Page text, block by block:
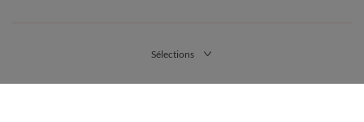
Sélections